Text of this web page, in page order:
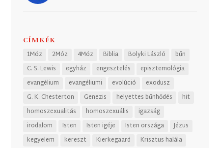
CÍMKÉK
1Móz 2Móz 4Móz Biblia Bolyki László
bűn
C. S. Lewis
egyház engesztelés
episztemológia
evangélium
evangéliumi evolúció
exodusz
G. K. Chesterton
Genezis helyettes bűnhődés
hit
homoszexualitás
homoszexuális
igazság
irodalom
Isten Isten igéje Isten országa
Jézus
kegyelem
kereszt Kierkegaard Krisztus halála